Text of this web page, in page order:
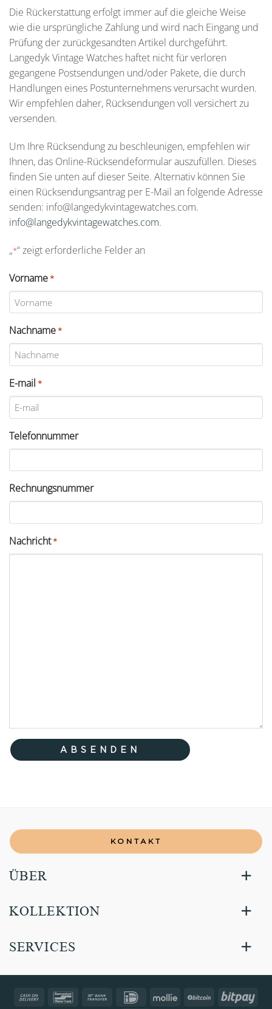
Die Rückerstattung erfolgt immer auf die gleiche Weise
wie die ursprüngliche Zahlung und wird nach Eingang und
Prüfung der zurückgesandten Artikel durchgeführt.
Langedyk Vintage Watches haftet nicht für verloren
gegangene Postsendungen und/oder Pakete, die durch
Handlungen eines Postunternehmens verursacht wurden.
Wir empfehlen daher, Rücksendungen voll versichert zu
versenden.
Um Ihre Rücksendung zu beschleunigen, empfehlen wir
Ihnen, das Online-Rücksendeformular auszufüllen. Dieses
finden Sie unten auf dieser Seite. Alternativ können Sie
einen Rücksendungsantrag per E-Mail an folgende Adresse
senden: info@langedykvintagewatches.com.
info@langedykvintagewatches.com.
„*“ zeigt erforderliche Felder an
Vorname*
Nachname*
E-mail *
Telefonnummer
Rechnungsnummer
Nachricht*
KONTAKT
ÜBER
KOLLEKTION
SERVICES
Cash
Bancontact Bank
IDeal Mollie BitCoin